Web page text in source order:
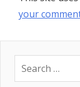
your